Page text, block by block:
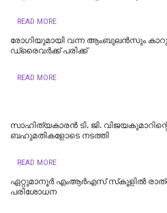
READ MORE
രോഗിയുമായി വന്ന ആംബുലൻസും
ഡ്രൈവർക്ക് പരിക്ക്
READ MORE
സാഹിത്യകാരൻ ടി. ജി.
ബഹുമതികളോടെ നടത്തി
READ MORE
ഏറ്റുമാനൂർ എംആർഎസ് സ്‌കൂളിൽ
പരിശോധന